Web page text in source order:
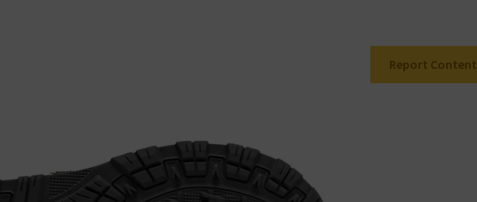
Report Content